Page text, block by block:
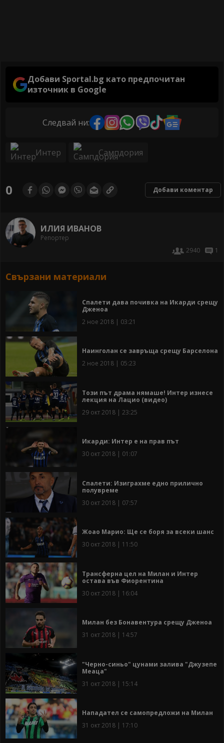
Добави Sportal.bg като предпочитан
източник в Google
Следвай ни:
Интер Сампдория
0 Добави коментар
ИЛИЯ ИВАНОВ
Репортер
2940
1
Свързани материали
Спалети дава почивка на Икарди срещу
Дженоа
2 ное 2018 | 03:21
Наинголан се завръща срещу Барселона
2 ное 2018 | 05:23
Този път драма нямаше! Интер изнесе
лекция на Лацио (видео)
29 окт 2018 | 23:25
Икарди: Интер е на прав път
30 окт 2018 | 01:07
Спалети: Изиграхме едно прилично
полувреме
30 окт 2018 | 07:57
Жоао Марио: Ще се боря за всеки шанс
30 окт 2018 | 11:50
Трансферна цел на Милан и Интер
остава във Фиорентина
30 окт 2018 | 16:04
Милан без Бонавентура срещу Дженоа
31 окт 2018 | 14:57
"Черно-синьо" цунами залива "Джузепе
Меаца"
31 окт 2018 | 15:14
Нападател се самопредложи на Милан
31 окт 2018 | 17:10